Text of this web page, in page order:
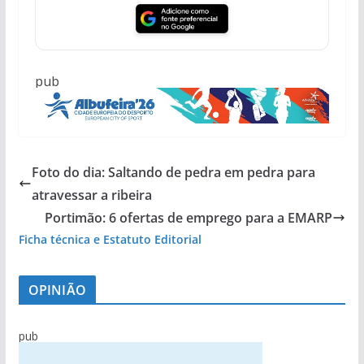
pub
Foto do dia: Saltando de pedra em pedra para
atravessar a ribeira
Portimão: 6 ofertas de emprego para a EMARP
Ficha técnica e Estatuto Editorial
OPINIÃO
pub